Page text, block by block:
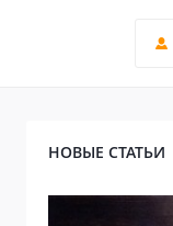
НОВЫЕ СТАТЬИ